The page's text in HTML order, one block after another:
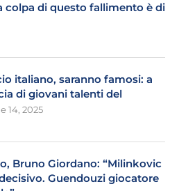
colpa di questo fallimento è di
italiano, saranno famosi: a
di giovani talenti del
14, 2025
Bruno Giordano: “Milinkovic
Guendouzi giocatore